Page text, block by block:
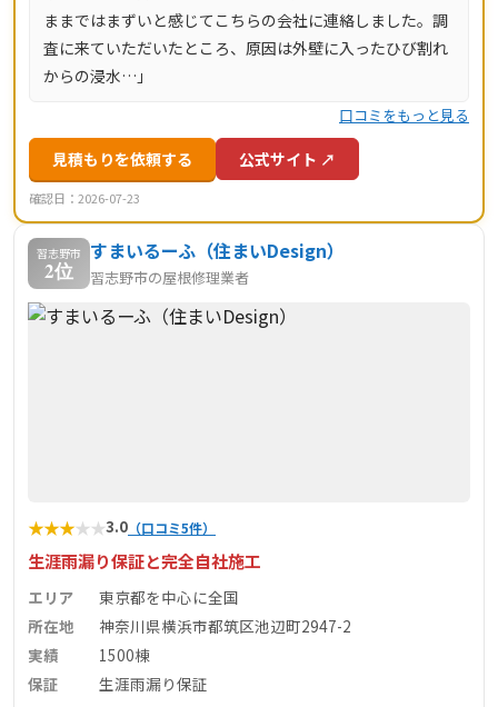
ままではまずいと感じてこちらの会社に連絡しました。調
査に来ていただいたところ、原因は外壁に入ったひび割れ
からの浸水…」
口コミをもっと見る
見積もりを依頼する 公式サイト ↗
確認日：2026-07-23
習志野市
2位
すまいるーふ（住まいDesign）
習志野市の屋根修理業者
★★★★★3.0 （口コミ5件）
生涯雨漏り保証と完全自社施工
エリア
東京都を中心に全国
所在地
神奈川県横浜市都筑区池辺町2947-2
実績
1500棟
保証
生涯雨漏り保証